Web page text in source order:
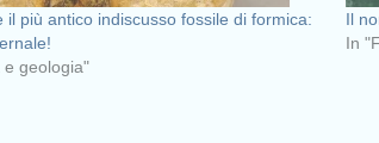
il più antico indiscusso fossile di formica:
e geologia"
Il
In